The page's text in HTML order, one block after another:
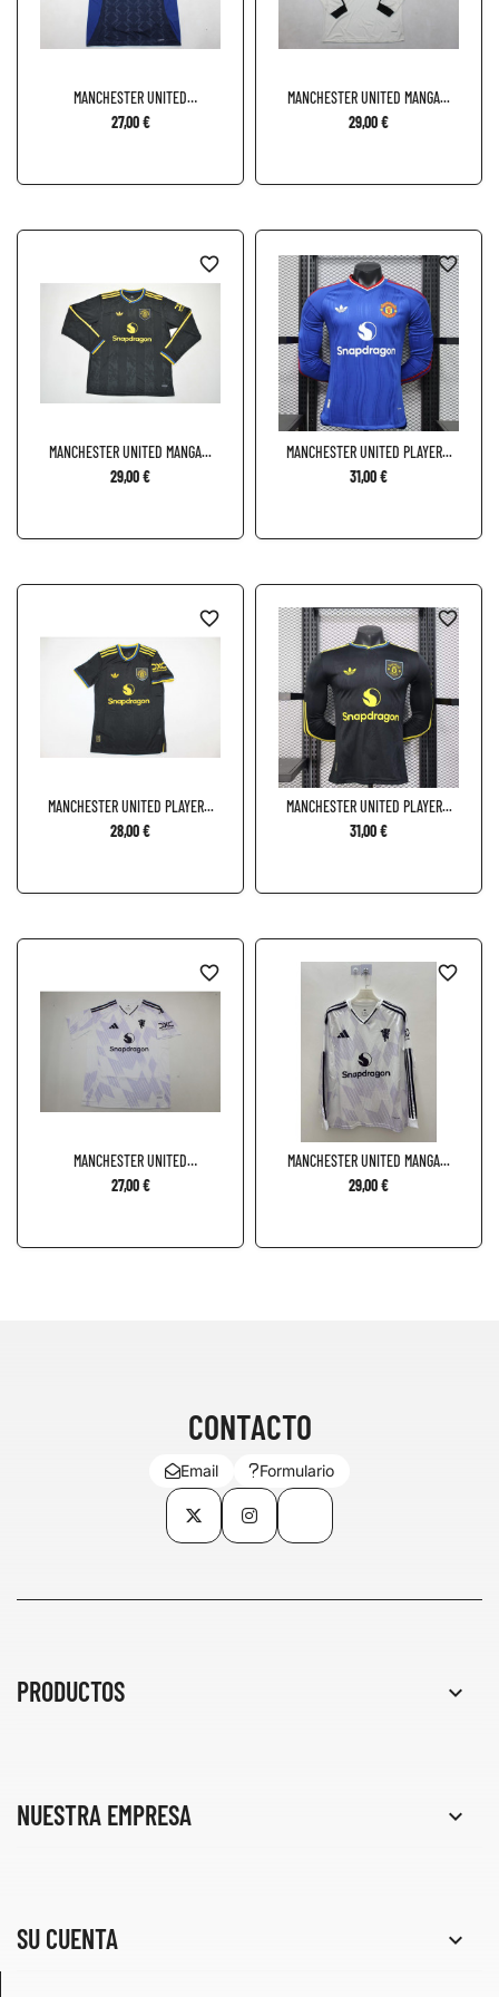
MANCHESTER UNITED
VISITANTE...
27,00 €
MANCHESTER UNITED MANGA...
29,00 €
MANCHESTER UNITED MANGA...
29,00 €
favorite_border
MANCHESTER UNITED PLAYER...
31,00 €
favorite_border
MANCHESTER UNITED PLAYER...
28,00 €
favorite_border
MANCHESTER UNITED PLAYER...
31,00 €
favorite_border
MANCHESTER UNITED
VISITANTE...
27,00 €
favorite_border
MANCHESTER UNITED MANGA...
29,00 €
favorite_border
CONTACTO
Email Formulario
Twitter InstagramTikTok
PRODUCTOS 
NUESTRA EMPRESA 
SU CUENTA 